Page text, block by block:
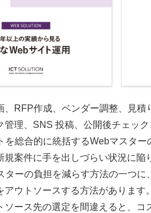
、RFP作成、ベンダー調整、見積
管理、SNS 投稿、公開後チェッ
を総合的に統括するWebマスタ
規案件に手を出しづらい状況に陥
ターの負担を減らす方法の一つ
アウトソースする方法があります。
ソース先の選定を間違えると、コ